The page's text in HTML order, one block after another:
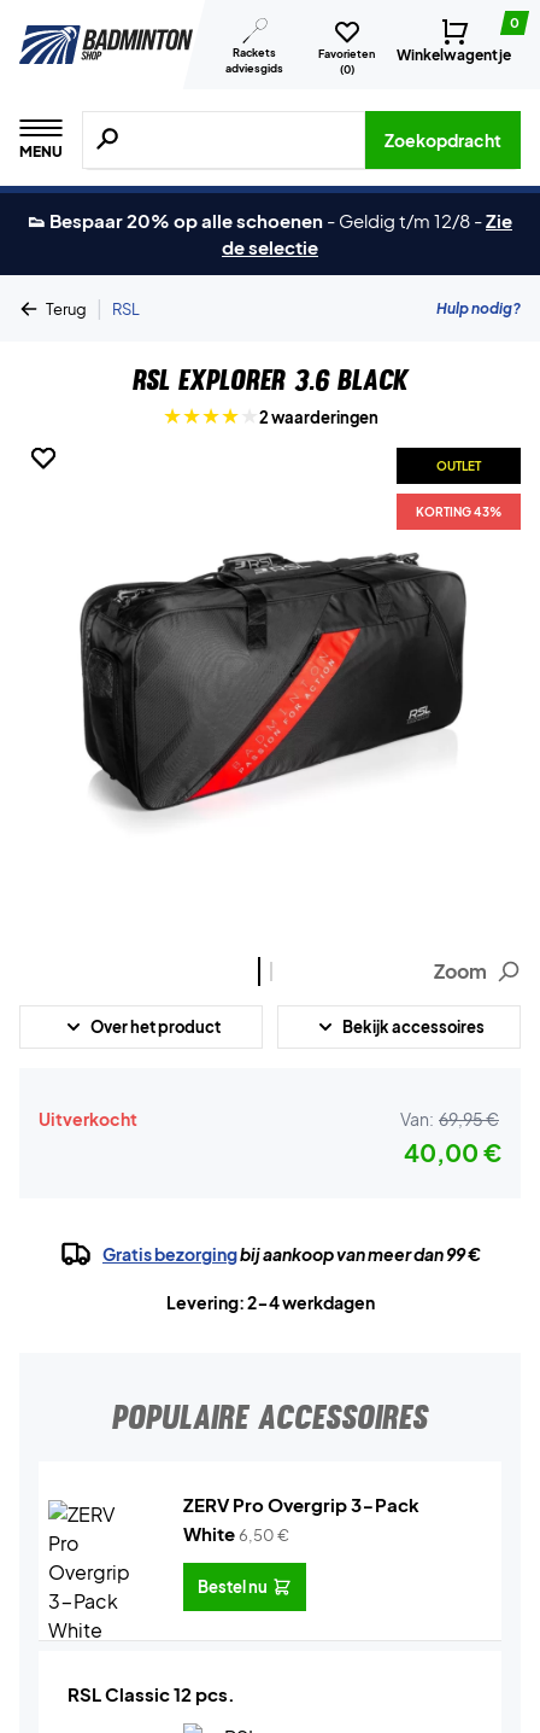
Rackets
adviesgids
Favorieten
(0)
0
Winkelwagentje
MENU
Zoeken naar producten, merken etc.
Zoekopdracht
👟 Bespaar 20% op alle schoenen - Geldig t/m 12/8 -Zie
de selectie
Terug | RSL Hulp nodig?
RSL Explorer 3.6 Black
2 waarderingen
OUTLET
KORTING 43%
OUTLET
KORTING 43%
Zoom
Over het product Bekijk accessoires
Uitverkocht Van: 69,95 €
40,00 €
Gratis bezorgingbij aankoop van meer dan 99 €
Levering: 2-4 werkdagen
POPULAIRE ACCESSOIRES
ZERV Pro Overgrip 3-Pack
White6,50€
Bestel nu
RSL Classic 12 pcs.